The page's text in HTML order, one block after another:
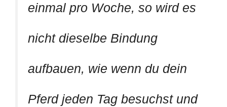
einmal pro Woche, so wird es
nicht dieselbe Bindung
aufbauen, wie wenn du dein
Pferd jeden Tag besuchst und